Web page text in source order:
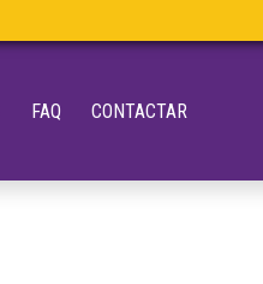
FAQ CONTACTAR